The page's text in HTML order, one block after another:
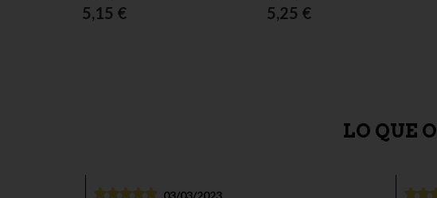
5,15 € 5,25 €
LO QUE
03/03/2023